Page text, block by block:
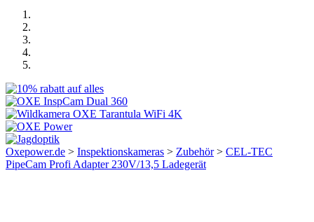
Oxepower.de > Inspektionskameras > Zubehör> CEL-TEC
PipeCam Profi Adapter 230V/13,5 Ladegerät